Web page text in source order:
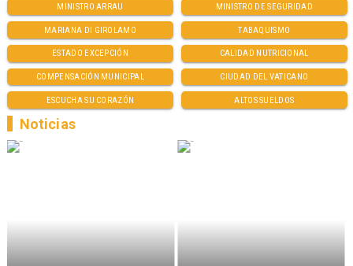
MINISTRO ARRAU MINISTRO DE SEGURIDAD
MARIANA DI GIROLAMO TABAQUISMO
ESTADO EXCEPCIÓN CALIDAD NUTRICIONAL
COMPENSACIÓN MUNICIPAL CIUDAD DEL VATICANO
ESCUCHA SU CORAZÓN ALTOS SUELDOS
Noticias